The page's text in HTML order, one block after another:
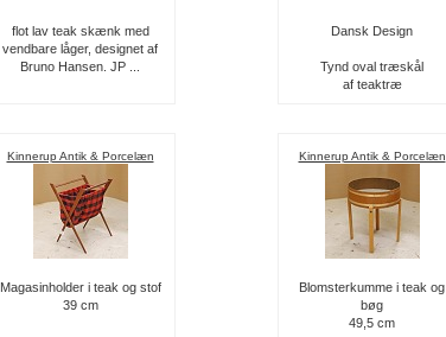
flot lav teak skænk med
vendbare låger, designet af
Bruno Hansen. JP ...
Dansk Design
Tynd oval træskål
af teaktræ
Kinnerup Antik & Porcelæn
Magasinholder i teak og stof
39 cm
Kinnerup Antik & Porcelæn
Blomsterkumme i teak og
bøg
49,5 cm